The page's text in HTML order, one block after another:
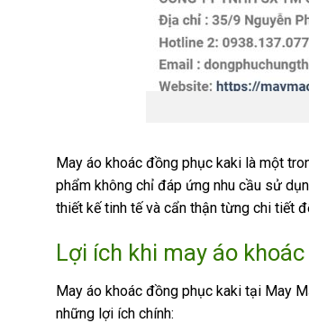
May áo khoác đồng phục kaki là một
phẩm không chỉ đáp ứng nhu cầu sử
thiết kế tinh tế và cẩn thận từng chi tiết
Lợi ích khi may áo
May áo khoác đồng phục kaki tại May
những lợi ích chính: